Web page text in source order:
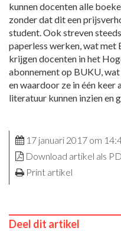
kunnen docenten alle
zonder dat dit een
student. Ook streven
paperless werken, wat
krijgen docenten in het
abonnement op BUKU,
en waardoor ze in één keer
literatuur kunnen inzien en
17 januari 2017 om
Download artikel als
Print artikel
Deel dit artikel